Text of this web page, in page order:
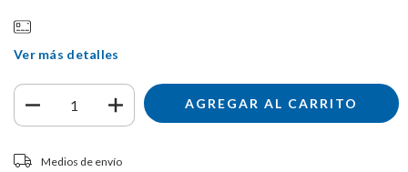
Ver más detalles
Entregas para el CP:
Medios de envío